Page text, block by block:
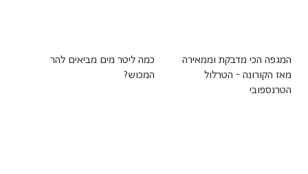
המגפה הכי מדבקת וממאירה
מאז הקורונה - הטרלול
הטרנספובי
כמה ליטר מים מביאים להר
המכוש?